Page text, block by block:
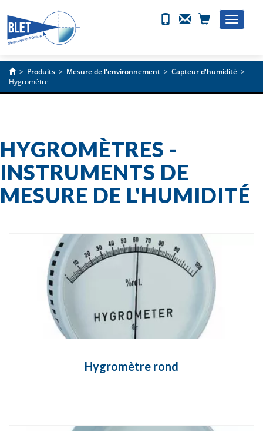
Toggle
> Produits > Mesure de l'environnement > Capteur d'humidité >
Hygromètre
HYGROMÈTRES -
INSTRUMENTS DE
MESURE DE L'HUMIDITÉ
Hygromètre rond